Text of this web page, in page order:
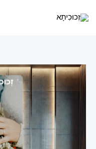
לתוכן
כמות
של